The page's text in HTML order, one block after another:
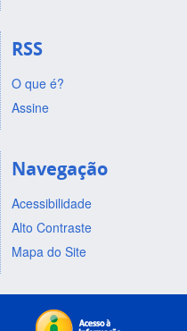
RSS
O que é?
Assine
Navegação
Acessibilidade
Alto Contraste
Mapa do Site